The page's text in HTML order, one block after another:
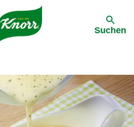
Suchen